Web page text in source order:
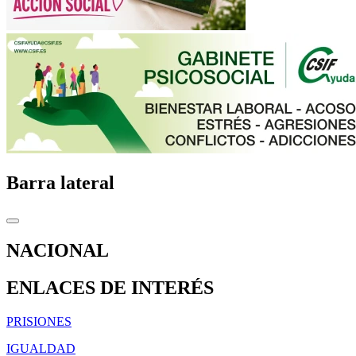
Barra lateral
NACIONAL
ENLACES DE INTERÉS
PRISIONES
IGUALDAD